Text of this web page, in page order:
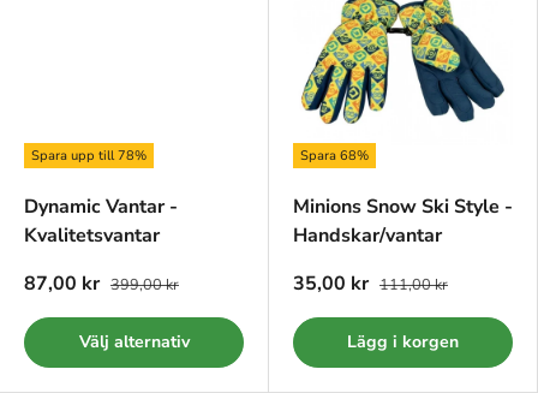
Spara upp till 78%
Dynamic Vantar -
Kvalitetsvantar
87,00 kr 399,00 kr
Välj alternativ
Spara 68%
Minions Snow Ski Style -
Handskar/vantar
35,00 kr 111,00 kr
Lägg i korgen